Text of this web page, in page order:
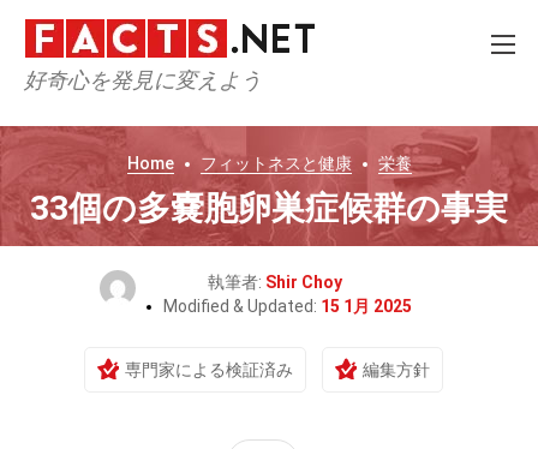
好奇心を発見に変えよう
Home フィットネスと健康 栄養
33個の多嚢胞卵巣症候群の事実
執筆者: Shir Choy
Modified & Updated: 15 1月 2025
専門家による検証済み 編集方針